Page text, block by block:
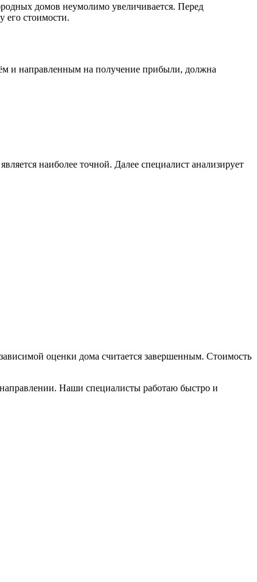
домов неумолимо увеличивается. Перед
его стоимости.
и направленным на получение прибыли, должна
наиболее точной. Далее специалист анализирует
оценки дома считается завершенным. Стоимость
Наши специалисты работаю быстро и